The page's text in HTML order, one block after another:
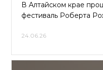
В Алтайском крае
фестиваль Роберта
24.06.26